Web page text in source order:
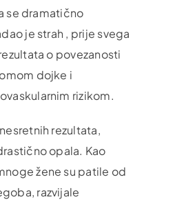
se dramatično
je strah , prije svega
o povezanosti
dojke i
rizikom.
rezultata,
opala. Kao
žene su patile od
razvijale